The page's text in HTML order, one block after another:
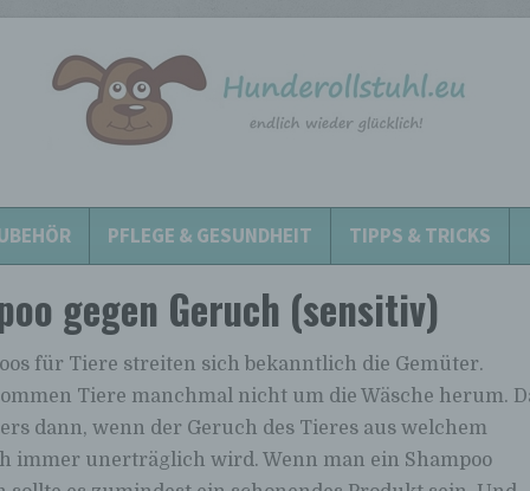
PFLEGE & GESUNDHEIT TIPPS & TRICKS
gegen Geruch (sensitiv)
für Tiere streiten sich bekanntlich die Gemüter.
Tiere manchmal nicht um die Wäsche herum.
dann, wenn der Geruch des Tieres aus welchem
immer unerträglich wird. Wenn man ein Shampoo